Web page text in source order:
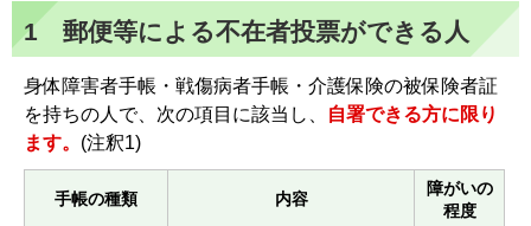
1 郵便等による不在者投票ができる人
身体障害者手帳・戦傷病者手帳・介護保険の被保険者証
を持ちの人で、次の項目に該当し、
自署できる方に限り
ます。 (注釈1)
手帳の種類 内容
障がいの
程度